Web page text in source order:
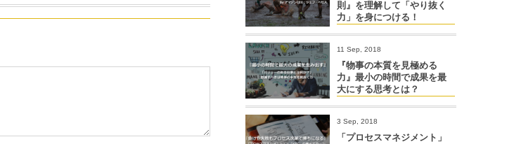
則』を理解して「やり抜く
力」を身につける！
11 Sep, 2018
『物事の本質を見極める
力』最小の時間で成果を最
大にする思考とは？
3 Sep, 2018
「プロセスマネジメント」